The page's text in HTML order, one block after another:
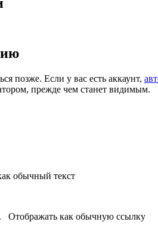
позже. Если у вас есть аккаунт,
прежде чем станет видимым.
обычный текст
Отображать как обычную ссылку